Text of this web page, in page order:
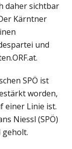
daher sichtbar
Kärntner
und
SPÖ ist
worden,
einer Linie ist.
Niessl (SPÖ)